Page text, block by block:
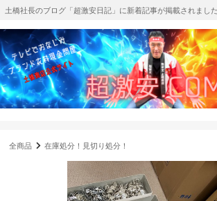
土橋社長のブログ「超激安日記」に新着記事が掲載されました
全商品 在庫処分！見切り処分！